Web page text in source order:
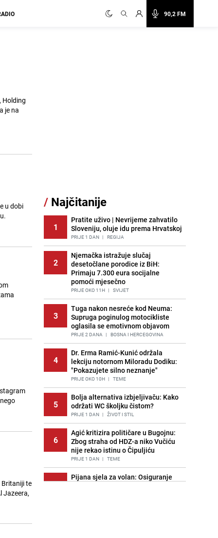
90,2 FM
Holding
je na
u dobi
te
Jazeera,
/ Najčitanije
1
Pratite uživo | Nevrijeme zahvatilo
Sloveniju, oluje idu prema Hrvatskoj
PRIJE 1 DAN | REGIJA
2
Njemačka istražuje slučaj
desetočlane porodice iz BiH:
Primaju 7.300 eura socijalne
pomoći mjesečno
PRIJE OKO 11H | SVIJET
3
Tuga nakon nesreće kod Neuma:
Supruga poginulog motocikliste
oglasila se emotivnom objavom
PRIJE 2 DANA | BOSNA I HERCEGOVINA
4
Dr. Erma Ramić-Kunić održala
lekciju notornom Miloradu Dodiku:
"Pokazujete silno neznanje"
PRIJE OKO 10H | TEME
5
Bolja alternativa izbjeljivaču: Kako
održati WC školjku čistom?
PRIJE 1 DAN | ŽIVOT I STIL
6
Agić kritizira političare u Bugojnu:
Zbog straha od HDZ-a niko Vučiću
nije rekao istinu o Čipuljiću
PRIJE 1 DAN | TEME
7
Pijana sjela za volan: Osiguranje